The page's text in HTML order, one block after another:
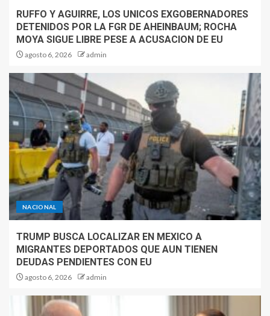
RUFFO Y AGUIRRE, LOS UNICOS EXGOBERNADORES
DETENIDOS POR LA FGR DE AHEINBAUM; ROCHA
MOYA SIGUE LIBRE PESE A ACUSACION DE EU
agosto 6, 2026 admin
NACIONAL
TRUMP BUSCA LOCALIZAR EN MEXICO A
MIGRANTES DEPORTADOS QUE AUN TIENEN
DEUDAS PENDIENTES CON EU
agosto 6, 2026 admin